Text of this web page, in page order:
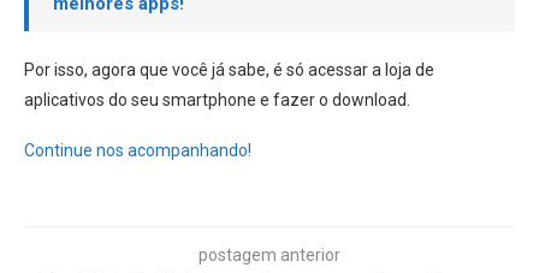
Por isso, agora que você já sabe, é só acessar a loja de
aplicativos do seu smartphone e fazer o download.
Continue nos acompanhando!
postagem anterior